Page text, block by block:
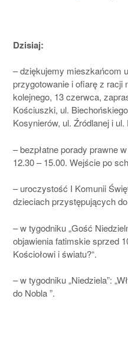
Dzisiaj:
– dziękujemy mieszkańcom
przygotowanie i ofiarę z racji
kolejnego, 13 czerwca,
Kościuszki, ul.
Kosynierów, ul. Źródlanej i ul.
– bezpłatne porady prawne
12.30 – 15.00. Wejście po
– uroczystość I Komunii
dzieciach przystępujących
– w tygodniku „Gość
objawienia fatimskie sprzed
Kościołowi i światu?“.
– w tygodniku „Niedziela”:
do Nobla ”.